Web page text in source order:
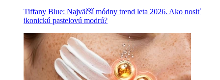
Tiffany Blue: Najväčší módny trend leta 2026. Ako nosiť
ikonickú pastelovú modrú?